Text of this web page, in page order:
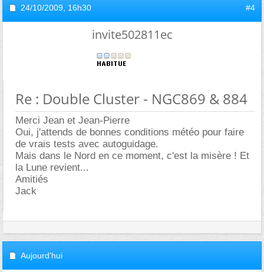
24/10/2009, 16h30 #4
invite502811ec
Re : Double Cluster - NGC869 & 884
Merci Jean et Jean-Pierre
Oui, j'attends de bonnes conditions météo pour faire
de vrais tests avec autoguidage.
Mais dans le Nord en ce moment, c'est la misère ! Et
la Lune revient...
Amitiés
Jack
Aujourd'hui